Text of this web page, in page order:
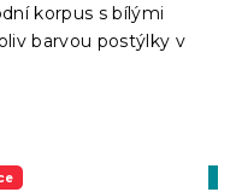
korpus s bílými
barvou postýlky v